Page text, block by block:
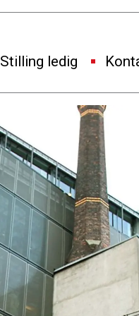
Stilling ledig